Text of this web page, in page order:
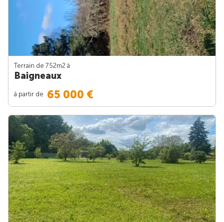
Terrain de 752m2 à
Baigneaux
à partir de 65 000 €